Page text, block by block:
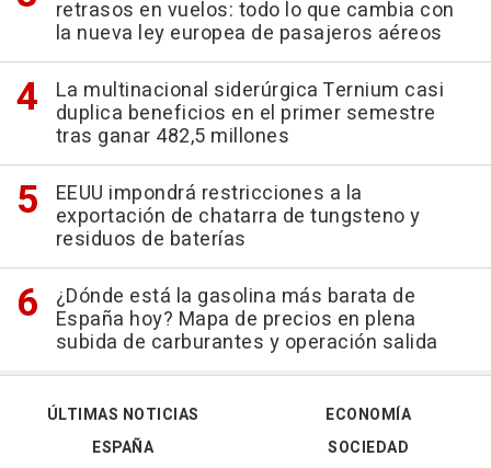
retrasos en vuelos: todo lo que cambia con
la nueva ley europea de pasajeros aéreos
La multinacional siderúrgica Ternium casi
duplica beneficios en el primer semestre
tras ganar 482,5 millones
EEUU impondrá restricciones a la
exportación de chatarra de tungsteno y
residuos de baterías
¿Dónde está la gasolina más barata de
España hoy? Mapa de precios en plena
subida de carburantes y operación salida
ÚLTIMAS NOTICIAS
ESPAÑA
ECONOMÍA
SOCIEDAD